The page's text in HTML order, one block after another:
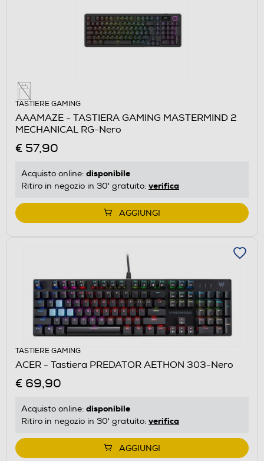
TASTIERE GAMING
AAAMAZE - TASTIERA GAMING MASTERMIND 2
MECHANICAL RG-Nero
€ 57,90
Acquisto online: disponibile
Ritiro in negozio in 30' gratuito: verifica
AGGIUNGI
TASTIERE GAMING
ACER - Tastiera PREDATOR AETHON 303-Nero
€ 69,90
Acquisto online: disponibile
Ritiro in negozio in 30' gratuito: verifica
AGGIUNGI